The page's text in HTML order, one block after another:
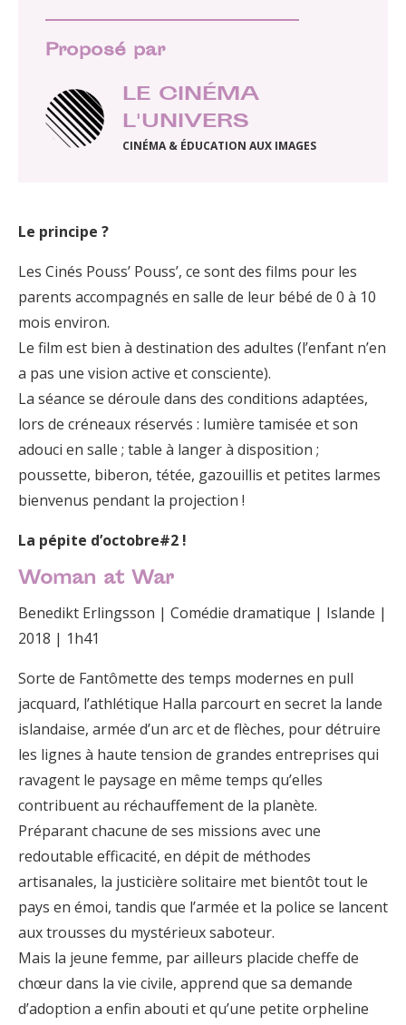
Proposé par
LE CINÉMA
L'UNIVERS
CINÉMA & ÉDUCATION AUX IMAGES
Le principe ?
Les Cinés Pouss’ Pouss’, ce sont des films pour les
parents accompagnés en salle de leur bébé de 0 à 10
mois environ.
Le film est bien à destination des adultes (l’enfant n’en
a pas une vision active et consciente).
La séance se déroule dans des conditions adaptées,
lors de créneaux réservés : lumière tamisée et son
adouci en salle ; table à langer à disposition ;
poussette, biberon, tétée, gazouillis et petites larmes
bienvenus pendant la projection !
La pépite d’octobre#2 !
Woman at War
Benedikt Erlingsson | Comédie dramatique | Islande |
2018 | 1h41
Sorte de Fantômette des temps modernes en pull
jacquard, l’athlétique Halla parcourt en secret la lande
islandaise, armée d’un arc et de flèches, pour détruire
les lignes à haute tension de grandes entreprises qui
ravagent le paysage en même temps qu’elles
contribuent au réchauffement de la planète.
Préparant chacune de ses missions avec une
redoutable efficacité, en dépit de méthodes
artisanales, la justicière solitaire met bientôt tout le
pays en émoi, tandis que l’armée et la police se lancent
aux trousses du mystérieux saboteur.
Mais la jeune femme, par ailleurs placide cheffe de
chœur dans la vie civile, apprend que sa demande
d’adoption a enfin abouti et qu’une petite orpheline